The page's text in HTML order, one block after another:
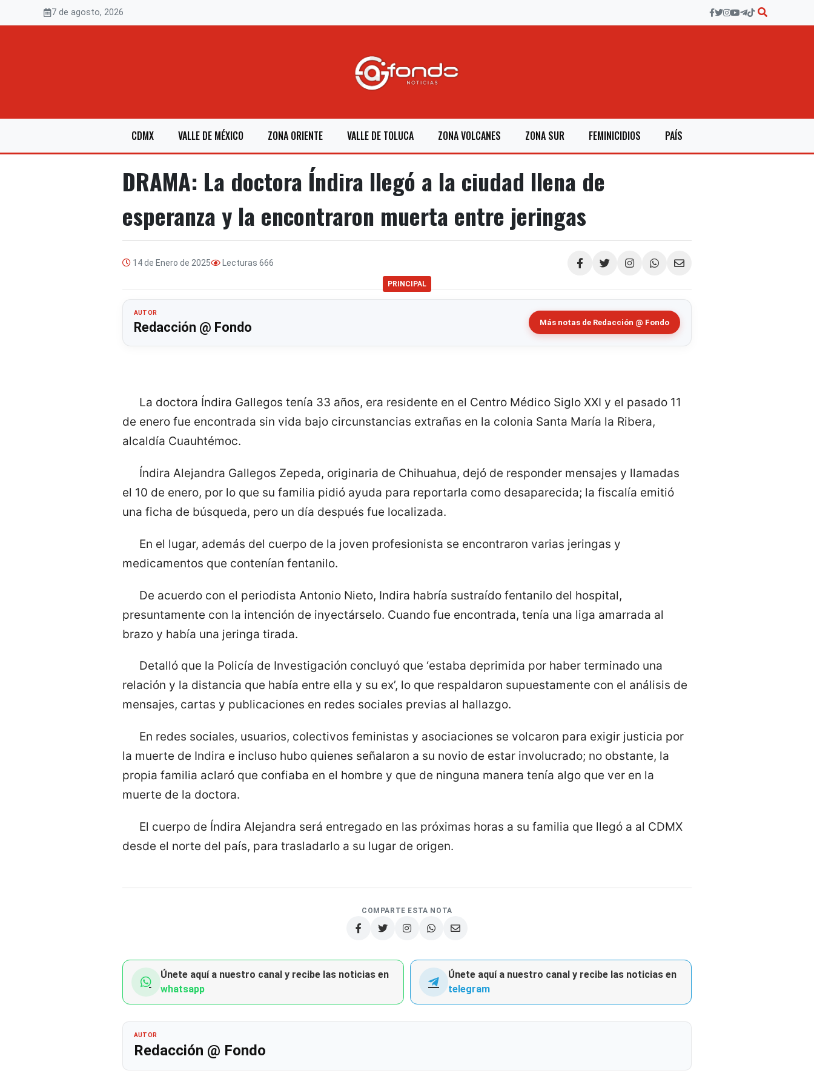
7 de agosto, 2026
CDMX VALLE DE MÉXICO ZONA ORIENTE VALLE DE TOLUCA ZONA VOLCANES ZONA SUR FEMINICIDIOS PAÍS
DRAMA: La doctora Índira llegó a la ciudad llena de
esperanza y la encontraron muerta entre jeringas
14 de Enero de 2025 Lecturas 666
Compartir
PRINCIPAL
AUTOR
Redacción @ Fondo Más notas de Redacción @ Fondo
La doctora Índira Gallegos tenía 33 años, era residente en el Centro Médico Siglo XXI y el pasado 11
de enero fue encontrada sin vida bajo circunstancias extrañas en la colonia Santa María la Ribera,
alcaldía Cuauhtémoc.
Índira Alejandra Gallegos Zepeda, originaria de Chihuahua, dejó de responder mensajes y llamadas
el 10 de enero, por lo que su familia pidió ayuda para reportarla como desaparecida; la fiscalía emitió
una ficha de búsqueda, pero un día después fue localizada.
En el lugar, además del cuerpo de la joven profesionista se encontraron varias jeringas y
medicamentos que contenían fentanilo.
De acuerdo con el periodista Antonio Nieto, Indira habría sustraído fentanilo del hospital,
presuntamente con la intención de inyectárselo. Cuando fue encontrada, tenía una liga amarrada al
brazo y había una jeringa tirada.
Detalló que la Policía de Investigación concluyó que ‘estaba deprimida por haber terminado una
relación y la distancia que había entre ella y su ex’, lo que respaldaron supuestamente con el análisis de
mensajes, cartas y publicaciones en redes sociales previas al hallazgo.
En redes sociales, usuarios, colectivos feministas y asociaciones se volcaron para exigir justicia por
la muerte de Indira e incluso hubo quienes señalaron a su novio de estar involucrado; no obstante, la
propia familia aclaró que confiaba en el hombre y que de ninguna manera tenía algo que ver en la
muerte de la doctora.
El cuerpo de Índira Alejandra será entregado en las próximas horas a su familia que llegó a al CDMX
desde el norte del país, para trasladarlo a su lugar de origen.
COMPARTE ESTA NOTA
Únete aquí a nuestro canal y recibe las noticias en
whatsapp
Únete aquí a nuestro canal y recibe las noticias en
telegram
AUTOR
Redacción @ Fondo